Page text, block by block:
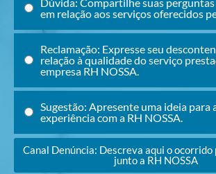
em relação aos serviços oferecidos
Reclamação: Expresse seu
relação à qualidade do serviço
empresa RH NOSSA.
Sugestão: Apresente uma ideia para
experiência com a RH NOSSA.
Canal Denúncia: Descreva aqui o
junto a RH NOSSA